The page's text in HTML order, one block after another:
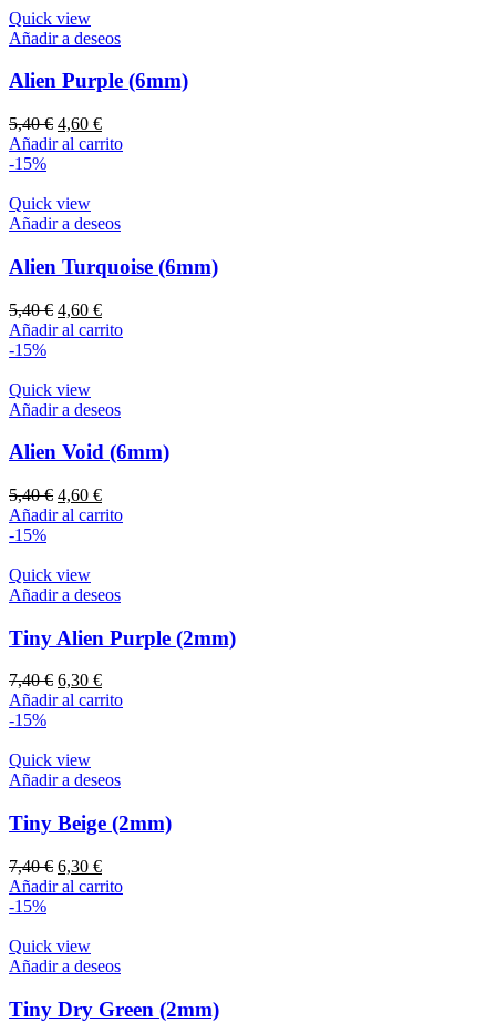
5,40 €.
Quick view
Añadir a deseos
Alien Purple (6mm)
5,40€ El
precio
5,40 €.
4,60 €El
precio
Añadir al carrito
-15%
Quick view
Añadir a deseos
Alien Turquoise (6mm)
5,40€ El
precio
5,40 €.
4,60 €El
precio
Añadir al carrito
-15%
Quick view
Añadir a deseos
Alien Void (6mm)
5,40€ El
precio
5,40 €.
4,60 €El
precio
Añadir al carrito
-15%
Quick view
Añadir a deseos
Tiny Alien Purple (2mm)
7,40€ El
precio
7,40 €.
6,30 €El
precio
Añadir al carrito
-15%
Quick view
Añadir a deseos
Tiny Beige (2mm)
7,40€ El
precio
7,40 €.
6,30 €El
precio
Añadir al carrito
-15%
Quick view
Añadir a deseos
Tiny Dry Green (2mm)